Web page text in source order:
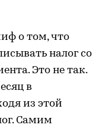
о том, что
налог со
Это не так.
в
из этой
Самим